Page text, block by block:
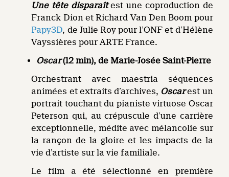
Une tête disparaîtest une coproduction de
Franck Dion et Richard Van Den Boom pour
Papy3D, de Julie Roy pour l’ONF et d’Hélène
Vayssières pour ARTE France.
Oscar(12 min), de Marie-Josée Saint-Pierre
Orchestrant avec maestria séquences
animées et extraits d’archives, Oscarest un
portrait touchant du pianiste virtuose Oscar
Peterson qui, au crépuscule d’une carrière
exceptionnelle, médite avec mélancolie sur
la rançon de la gloire et les impacts de la
vie d’artiste sur la vie familiale.
Le film a été sélectionné en première